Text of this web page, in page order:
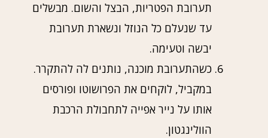
תערובת הפטריות, הבצל והשום. מבשלים
עד שנעלם כל הנוזל ונשארת תערובת
יבשה וטעימה.
כשהתערובת מוכנה, נותנים לה להתקרר.
במקביל, לוקחים את הפרושוטו ופורסים
אותו על נייר אפייה לתחבולת הרכבת
הוולינגטון.